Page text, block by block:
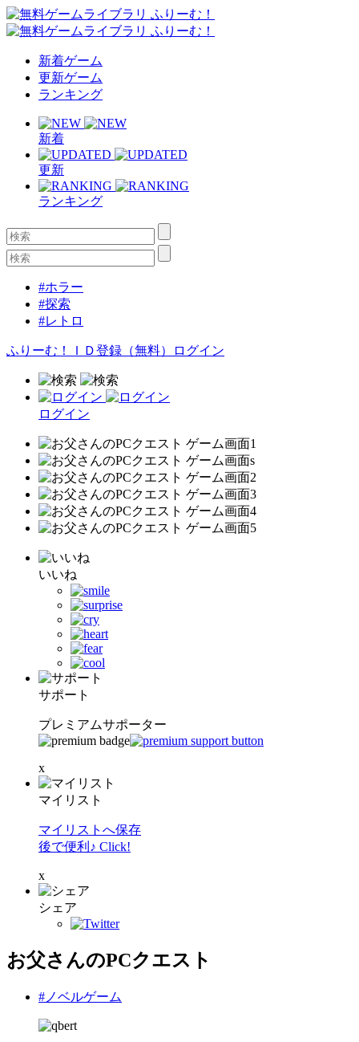
新着ゲーム
更新ゲーム
ランキング
新着
更新
ランキング
#ホラー
#探索
#レトロ
ふりーむ！ＩＤ登録（無料） ログイン
ログイン
いいね
サポート
プレミアムサポーター
x
マイリスト
マイリストへ保存
後で便利♪ Click!
x
シェア
お父さんのPCクエスト
#ノベルゲーム